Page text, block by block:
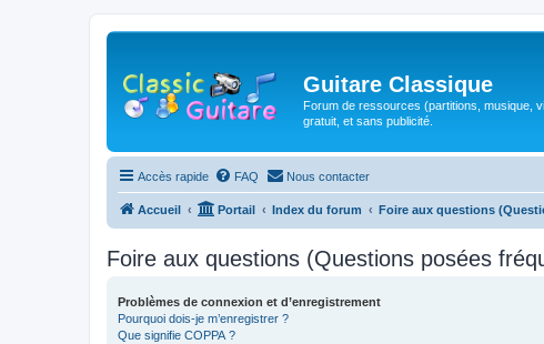
Guitare Classique
Forum de ressources (partitions, musique,
gratuit, et sans publicité.
Accès rapide FAQ Nous contacter
Accueil Portail Index du forum Foire aux questions
Foire aux questions (Questions posées
Problèmes de connexion et d’enregistrement
Pourquoi dois-je m’enregistrer ?
Que signifie COPPA ?